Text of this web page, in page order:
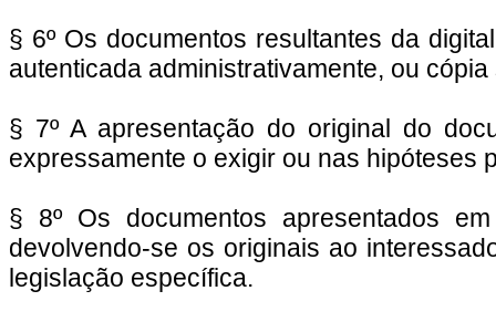
§ 6º Os documentos resultantes da
autenticada administrativamente, ou
§ 7º A apresentação do original do
expressamente o exigir ou nas hipóteses
§ 8º Os documentos apresentados
devolvendo-se os originais ao
legislação específica.